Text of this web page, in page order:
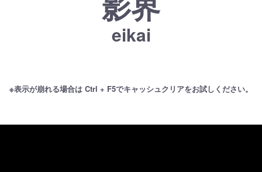
eikai
※表示が崩れる場合は Ctrl + F5でキャッシュクリアをお試しください。